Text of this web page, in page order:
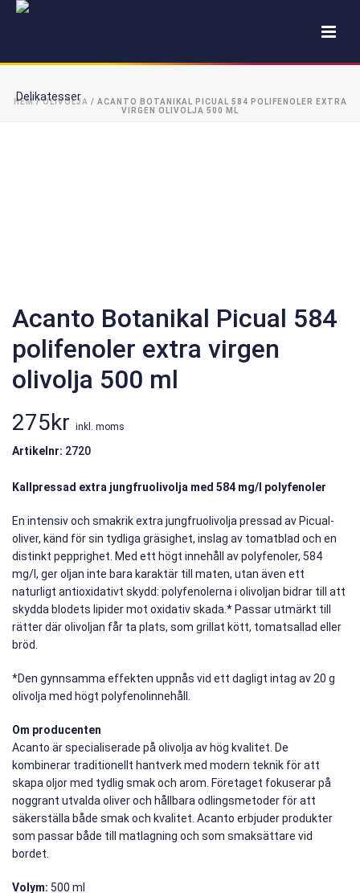
HEM/OLIVOLJA / ACANTO BOTANIKAL PICUAL 584 POLIFENOLER EXTRA
VIRGEN OLIVOLJA 500 ML
Acanto Botanikal Picual 584
polifenoler extra virgen
olivolja 500 ml
275kr inkl. moms
Artikelnr: 2720
Kallpressad extra jungfruolivolja med 584 mg/l polyfenoler
En intensiv och smakrik extra jungfruolivolja pressad av Picual-
oliver, känd för sin tydliga gräsighet, inslag av tomatblad och en
distinkt pepprighet. Med ett högt innehåll av polyfenoler, 584
mg/l, ger oljan inte bara karaktär till maten, utan även ett
naturligt antioxidativt skydd: polyfenolerna i olivoljan bidrar till att
skydda blodets lipider mot oxidativ skada.* Passar utmärkt till
rätter där olivoljan får ta plats, som grillat kött, tomatsallad eller
bröd.
*Den gynnsamma effekten uppnås vid ett dagligt intag av 20 g
olivolja med högt polyfenolinnehåll.
Om producenten
Acanto är specialiserade på olivolja av hög kvalitet. De
kombinerar traditionellt hantverk med modern teknik för att
skapa oljor med tydlig smak och arom. Företaget fokuserar på
noggrant utvalda oliver och hållbara odlingsmetoder för att
säkerställa både smak och kvalitet. Acanto erbjuder produkter
som passar både till matlagning och som smaksättare vid
bordet.
Volym: 500 ml